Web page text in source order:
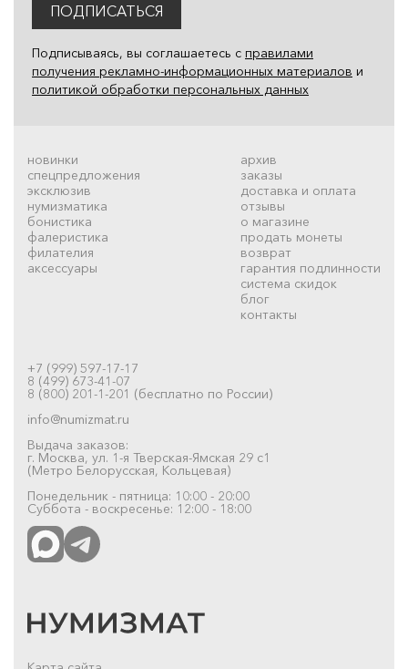
ПОДПИСАТЬСЯ
Подписываясь, вы соглашаетесь с правилами
получения рекламно-информационных материалов и
политикой обработки персональных данных
новинки
спецпредложения
эксклюзив
нумизматика
бонистика
фалеристика
филателия
аксессуары
архив
заказы
доставка и оплата
отзывы
о магазине
продать монеты
возврат
гарантия подлинности
система скидок
блог
контакты
+7 (999) 597-17-17
8 (499) 673-41-07
8 (800) 201-1-201 (бесплатно по России)
info@numizmat.ru
Выдача заказов:
г. Москва, ул. 1-я Тверская-Ямская 29 с1
(Метро Белорусская, Кольцевая)
Понедельник - пятница: 10:00 - 20:00
Суббота - воскресенье: 12:00 - 18:00